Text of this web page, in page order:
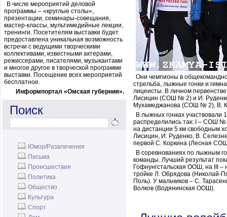
В числе мероприятий деловой
программы – «круглые столы»,
презентации, семинары-совещания,
мастер-классы, мультимедийные лекции,
тренинги. Посетителям выставки будет
предоставлена уникальная возможность
встречи с ведущими творческими
коллективами, известными актерами,
режиссерами, писателями, музыкантами
и многое другое в творческой программе
выставки. Посещение всех мероприятий
бесплатное.
Информпортал «Омская губерния».
Поиск
Юмор/Развлечения
Письма
Происшествия
Политика
Общество
Культура
Спорт
Они чемпионы в
стрельба, лыжные гонки и
лицеисты. В личном
Лисицин (СОШ № 2) и И.
Мухамеджанова (СОШ № 2), В.
В лыжных гонках
распределились так: I – СОШ
на дистанции 5 км свободным
Лисицин, И. Руденко, В.
первой С. Коркина (Лесная
В соревнованиях по лыжным
команды. Лучший результат
Гофнунгстальская ООШ, на III –
тройке Л. Обрядова (Николай-
Поль). У мальчиков – С.
Волков (Водянинская ООШ).